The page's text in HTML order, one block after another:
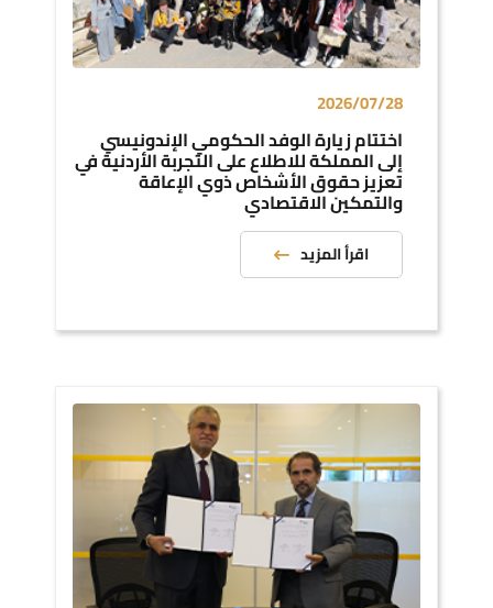
2026/07/28
اختتام زيارة الوفد الحكومي الإندونيسي
إلى المملكة للاطلاع على التجربة الأردنية في
تعزيز حقوق الأشخاص ذوي الإعاقة
والتمكين الاقتصادي
اقرأ المزيد